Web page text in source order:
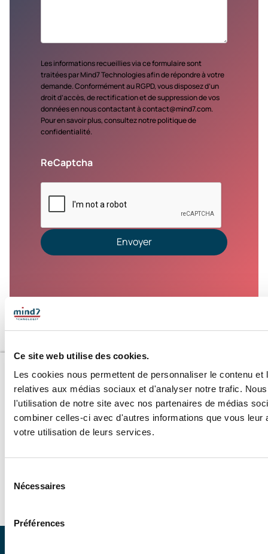
Ce site web utilise des cookies.
Les cookies nous permettent de personnaliser le contenu
relatives aux médias sociaux et d'analyser notre trafic.
l'utilisation de notre site avec nos partenaires de médias
combiner celles-ci avec d'autres informations que vous
votre utilisation de leurs services.
Nécessaires
Préférences
Les informations recueillies via ce formulaire sont
traitées par Mind7 Technologies afin de répondre à votre
demande. Conformément au RGPD, vous disposez d’un
droit d’accès, de rectification et de suppression de vos
données en nous contactant à contact@mind7.com.
Pour en savoir plus, consultez notre politique de
confidentialité.
ReCaptcha
Envoyer
Automatiser et
industrialiser
Architecture et
Innovation, IA et
A propos
Cas clients
Articles